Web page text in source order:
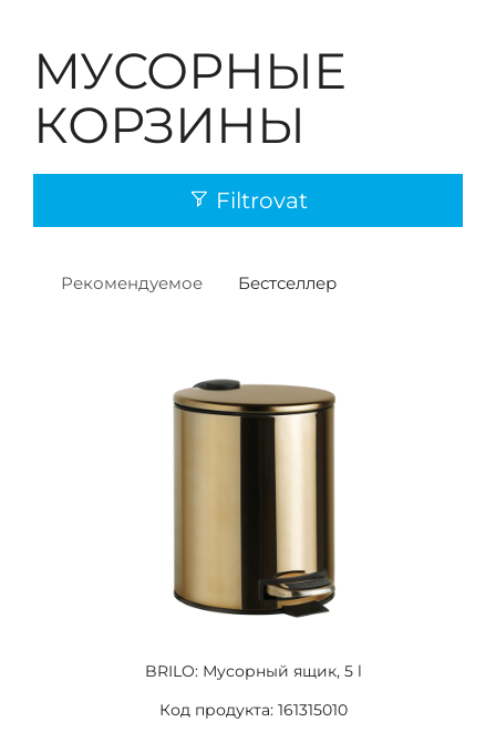
МУСОРНЫЕ
КОРЗИНЫ
Filtrovat
Рекомендуемое Бестселлер
BRILO: Мусорный ящик, 5 l
Код продукта: 161315010